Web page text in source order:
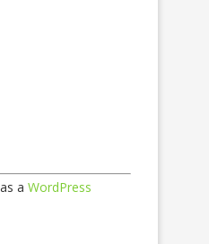
a WordPress